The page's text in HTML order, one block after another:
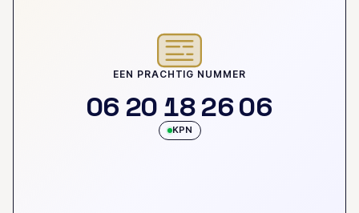
EEN PRACHTIG NUMMER
06 20 182606
KPN